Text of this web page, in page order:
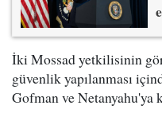
İki Mossad yetkilisinin
güvenlik yapılanması
Gofman ve Netanyahu'ya